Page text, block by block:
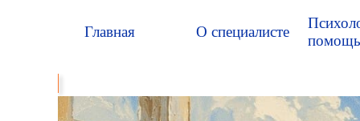
Главная
О специалисте
помощь